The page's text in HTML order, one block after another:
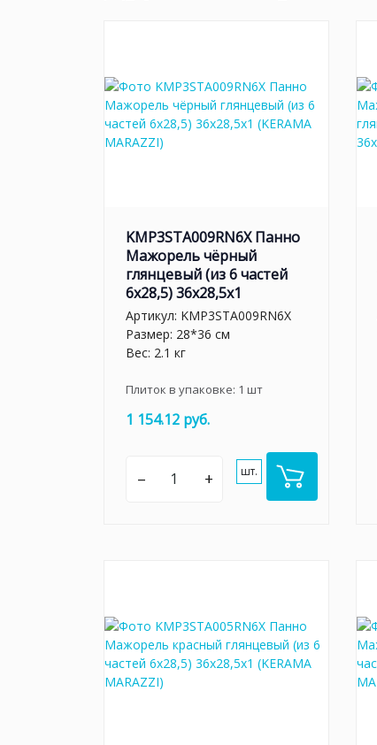
KMP3STA009RN6X Панно
Мажорель чёрный
глянцевый (из 6 частей
6х28,5) 36x28,5x1
Артикул: KMP3STA009RN6X
Размер: 28*36 см
Вес: 2.1 кг
Плиток в упаковке: 1 шт
1 154.12 руб.
– + шт.